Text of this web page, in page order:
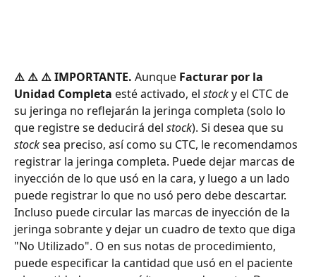
⚠️ ⚠️ ⚠️ IMPORTANTE. Aunque Facturar por la
Unidad Completa esté activado, el stock y el CTC de
su jeringa no reflejarán la jeringa completa (solo lo
que registre se deducirá del stock). Si desea que su
stock sea preciso, así como su CTC, le recomendamos
registrar la jeringa completa. Puede dejar marcas de
inyección de lo que usó en la cara, y luego a un lado
puede registrar lo que no usó pero debe descartar.
Incluso puede circular las marcas de inyección de la
jeringa sobrante y dejar un cuadro de texto que diga
"No Utilizado". O en sus notas de procedimiento,
puede especificar la cantidad que usó en el paciente